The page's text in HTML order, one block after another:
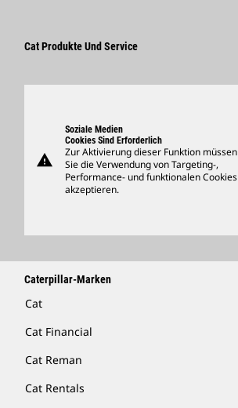
Innovation
Lieferanten
Cat Produkte Und Service
Support
Merchandise
Händler Suchen
warning
Soziale Medien
Cookies Sind Erforderlich
Zur Aktivierung dieser Funktion müssen
Sie die Verwendung von Targeting-,
Performance- und funktionalen Cookies
akzeptieren.
Caterpillar-Marken
Cat
Cat Financial
Cat Reman
Cat Rentals